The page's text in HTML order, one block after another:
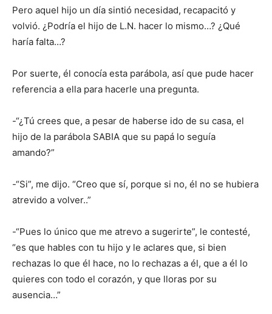
Pero aquel hijo un día sintió nece­sidad, recapacitó y
volvió. ¿Podría el hijo de L.N. hacer lo mismo…? ¿Qué
haría falta…?
Por suerte, él conocía esta pará­bola, así que pude hacer
referencia a ella para hacerle una pregunta.
-“¿Tú crees que, a pesar de haberse ido de su casa, el
hijo de la parábola SABIA que su papá lo seguía
amando?”
-“Si”, me dijo. “Creo que sí, por­que si no, él no se hubiera
atrevido a volver..”
-“Pues lo único que me atrevo a sugerirte”, le contesté,
“es que ha­bles con tu hijo y le aclares que, si bien
rechazas lo que él hace, no lo recha­zas a él, que a él lo
quieres con todo el corazón, y que lloras por su
ausencia…”